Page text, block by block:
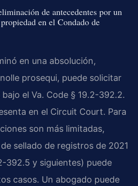
de antecedentes por un
en el Condado de
en una absolución,
prosequi, puede solicitar
el Va. Code § 19.2-392.2.
en el Circuit Court. Para
son más limitadas,
sellado de registros de 2021
392.5 y siguientes) puede
casos. Un abogado puede